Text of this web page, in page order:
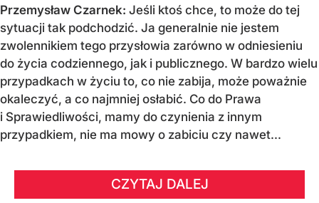
Przemysław Czarnek: Jeśli ktoś chce, to może do tej
sytuacji tak podchodzić. Ja generalnie nie jestem
zwolennikiem tego przysłowia zarówno w odniesieniu
do życia codziennego, jak i publicznego. W bardzo wielu
przypadkach w życiu to, co nie zabija, może poważnie
okaleczyć, a co najmniej osłabić. Co do Prawa
i Sprawiedliwości, mamy do czynienia z innym
przypadkiem, nie ma mowy o zabiciu czy nawet...
CZYTAJ DALEJ